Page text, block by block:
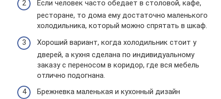
Если человек часто обедает в столовой, кафе,
ресторане, то дома ему достаточно маленького
холодильника, который можно спрятать в шкаф.
Хороший вариант, когда холодильник стоит у
дверей, а кухня сделана по индивидуальному
заказу с переносом в коридор, где вся мебель
отлично подогнана.
Брежневка маленькая и кухонный дизайн